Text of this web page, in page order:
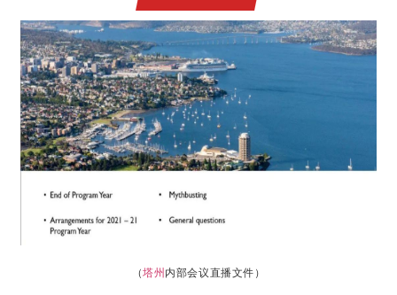
（塔州 内部会议直播文件）